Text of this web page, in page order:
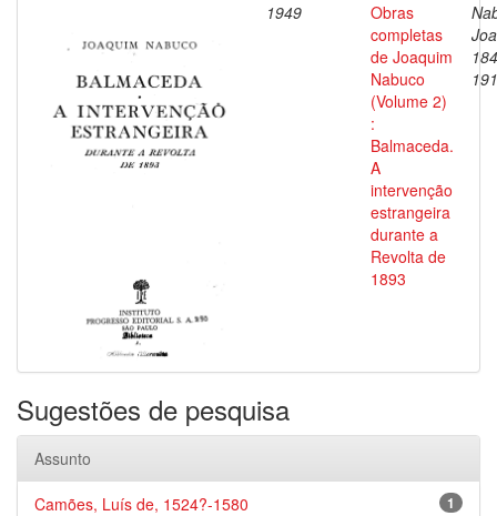
1949
Obras
completas
de Joaquim
Nabuco
(Volume 2)
:
Balmaceda.
A
intervenção
estrangeira
durante a
Revolta de
1893
Sugestões de pesquisa
Assunto
1
Camões, Luís de, 1524?-1580